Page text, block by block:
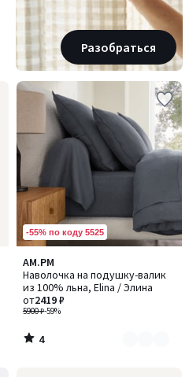
Разобраться
-55% по коду 5525
AM.PM
Наволочка на подушку-валик
из 100% льна, Elina / Элина
5900 ₽-59%
от2419 ₽
4
/
5
Количество
цветов:
3
4
/